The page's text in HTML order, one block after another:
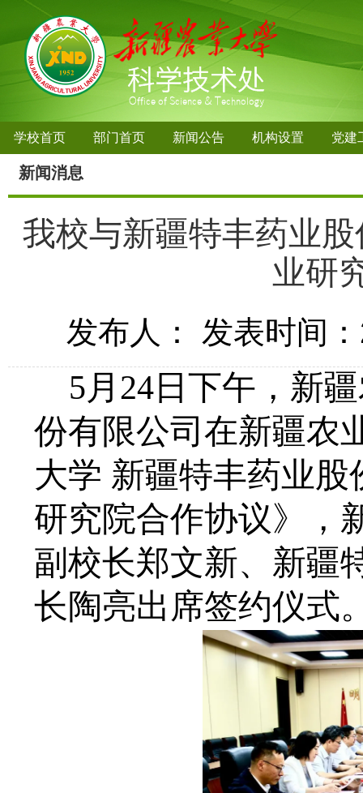
学校首页 部门首页 新闻公告 机构设置 党建
新闻消息
我校与新疆特丰药业
业研
发布人： 发表时间
5月24日下午，新
份有限公司在新疆农
大学 新疆特丰药业
研究院合作协议》，
副校长郑文新、新疆
长陶亮出席签约仪式